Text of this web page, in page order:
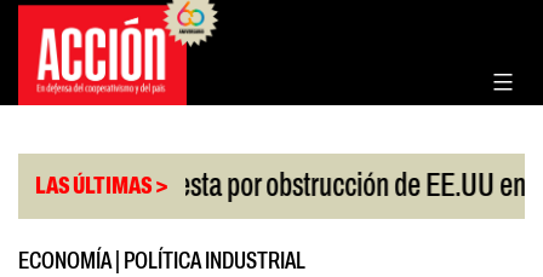
Saltar
contenido
LAS ÚLTIMAS >
protesta por obstrucción de EE.UU en
ECONOMÍA| POLÍTICA INDUSTRIAL